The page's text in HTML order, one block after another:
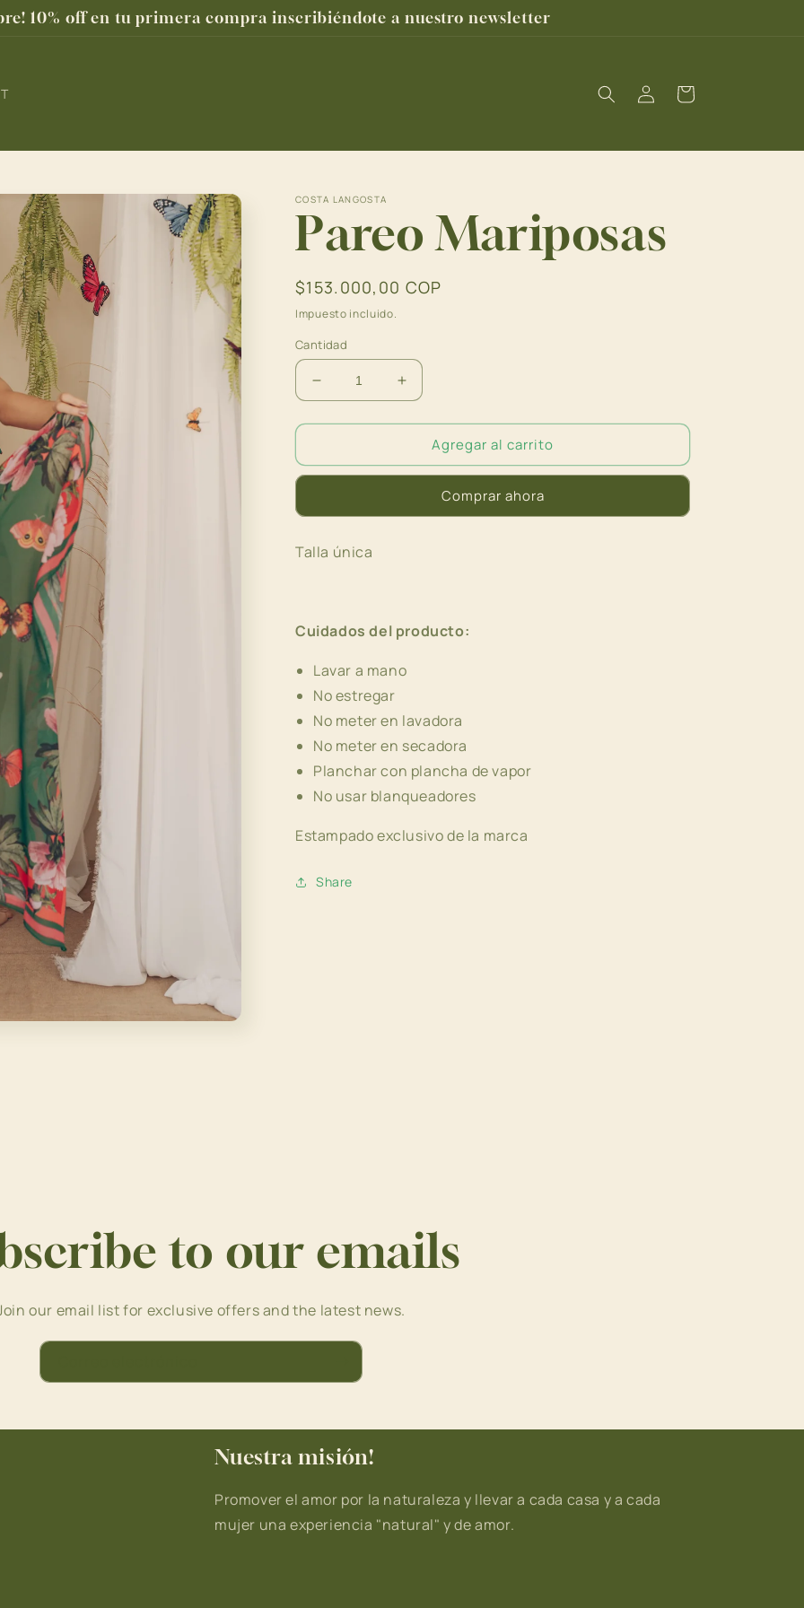
10% off en tu primera compra inscribiéndote a nuestro newsletter
Iniciar
sesión
Carrito
COSTA LANGOSTA
Pareo Mariposas
Precio
habitual
$153.000,00 COP
Impuesto incluido.
Cantidad
Reducir
cantidad
para
Mariposas
Aumentar
cantidad
para
Pareo
Mariposas
Agregar al carrito
Comprar ahora
Talla única
Cuidados del producto:
Lavar a mano
No estregar
No meter en lavadora
No meter en secadora
Planchar con plancha de vapor
No usar blanqueadores
Estampado exclusivo de la marca
Share
to our emails
our email list for exclusive offers and the latest news.
Nuestra misión!
Promover el amor por la naturaleza y llevar a cada casa y a cada
mujer una experiencia "natural" y de amor.